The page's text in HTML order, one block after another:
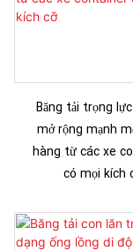
Băng tải trọng
mở rộng mạnh
hàng từ các xe
có mọi kích